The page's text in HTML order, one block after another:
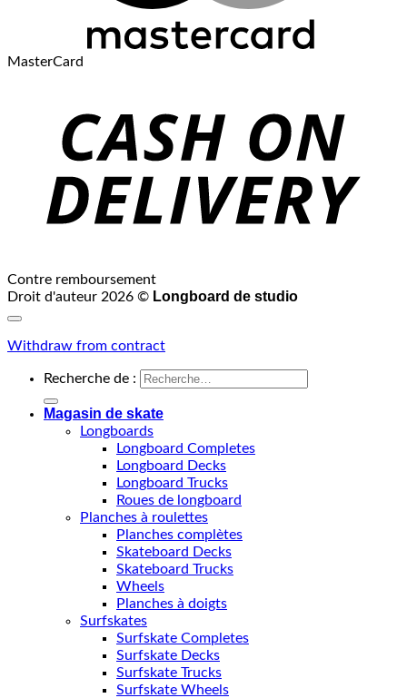
MasterCard
Contre remboursement
Droit d'auteur 2026 © Longboard de studio
Withdraw from contract
Recherche de :
Magasin de skate
Longboards
Longboard Completes
Longboard Decks
Longboard Trucks
Roues de longboard
Planches à roulettes
Planches complètes
Skateboard Decks
Skateboard Trucks
Wheels
Planches à doigts
Surfskates
Surfskate Completes
Surfskate Decks
Surfskate Trucks
Surfskate Wheels